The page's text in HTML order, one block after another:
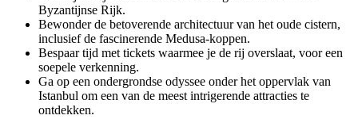
Byzantijnse Rijk.
Bewonder de betoverende architectuur van het oude cistern,
inclusief de fascinerende Medusa-koppen.
Bespaar tijd met tickets waarmee je de rij overslaat, voor een
soepele verkenning.
Ga op een ondergrondse odyssee onder het oppervlak van
Istanbul om een van de meest intrigerende attracties te
ontdekken.